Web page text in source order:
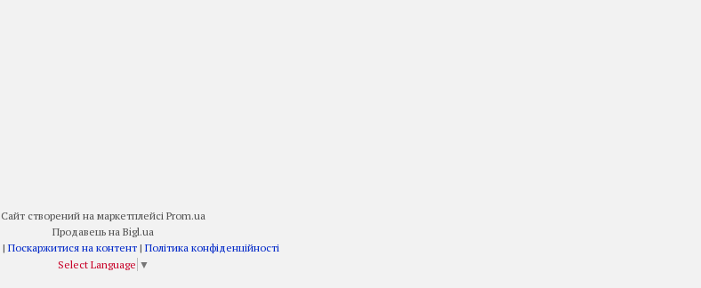
Сайт створений на маркетплейсі Prom.ua
Продавець на Bigl.ua
redstone.kh.ua | Поскаржитися на контент | Політика конфіденційності
Select Language ▼